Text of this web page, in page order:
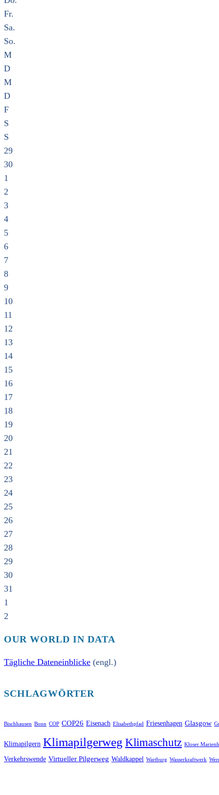
Fr.
Sa.
So.
M
D
M
D
F
S
S
29
30
1
2
3
4
5
6
7
8
9
10
11
12
13
14
15
16
17
18
19
20
21
22
23
24
25
26
27
28
29
30
31
1
2
OUR WORLD IN DATA
Tägliche Dateneinblicke (engl.)
SCHLAGWÖRTER
Bischhausen Bonn COP COP26 Eisenach Elisabethpfad Friesenhagen Glasgow
Klimapilgern Klimapilgerweg Klimaschutz Kloser
Verkehrswende Virtueller Pilgerweg Waldkappel Wartburg Wasserkraftwerk